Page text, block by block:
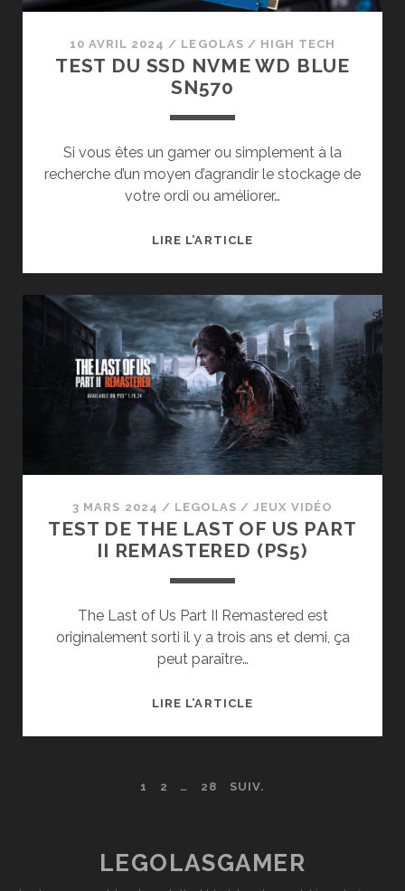
10 AVRIL 2024 / LEGOLAS / HIGH TECH
TEST DU SSD NVME WD BLUE
SN570
Si vous êtes un gamer ou simplement à la
recherche d’un moyen d’agrandir le stockage de
votre ordi ou améliorer…
LIRE L’ARTICLETEST
NVME
WD
BLUE
SN570
3 MARS 2024 / LEGOLAS /JEUX VIDÉO
TEST DE THE LAST OF US PART
II REMASTERED (PS5)
The Last of Us Part II Remastered est
originalement sorti il y a trois ans et demi, ça
peut paraître…
LIRE L’ARTICLETEST
OF
II
REMASTERED
PAGINATION
PUBLICATIONS
1 2 … 28 SUIV.
LEGOLASGAMER